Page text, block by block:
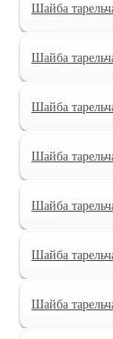
Шайба
Шайба
Шайба
Шайба
Шайба
Шайба
Шайба